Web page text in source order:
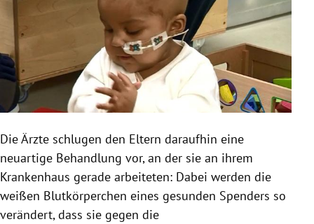
Die Ärzte schlugen den Eltern daraufhin eine
neuartige Behandlung vor, an der sie an ihrem
Krankenhaus gerade arbeiteten: Dabei werden die
weißen Blutkörperchen eines gesunden Spenders so
verändert, dass sie gegen die